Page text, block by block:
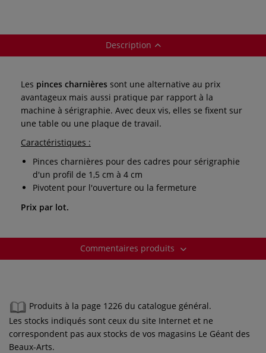
Description
Les pinces charnières sont une alternative au prix
avantageux mais aussi pratique par rapport à la
machine à sérigraphie. Avec deux vis, elles se fixent sur
une table ou une plaque de travail.
Caractéristiques :
Pinces charnières pour des cadres pour sérigraphie
d'un profil de 1,5 cm à 4 cm
Pivotent pour l'ouverture ou la fermeture
Prix par lot.
Commentaires produits
Produits à la page 1226 du catalogue général.
Les stocks indiqués sont ceux du site Internet et ne
correspondent pas aux stocks de vos magasins Le Géant des
Beaux-Arts.